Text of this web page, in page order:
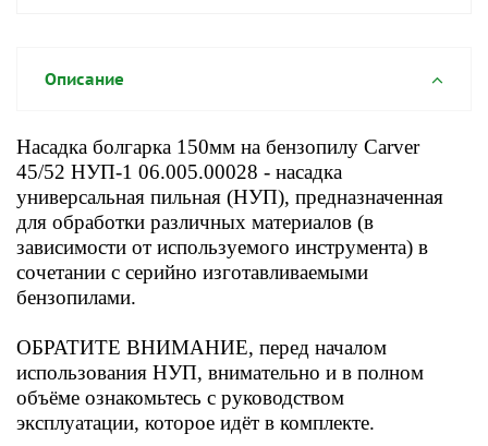
Описание
Насадка болгарка 150мм на бензопилу Carver
45/52 НУП-1 06.005.00028 - насадка
универсальная пильная (НУП), предназначенная
для обработки различных материалов (в
зависимости от используемого инструмента) в
сочетании с серийно изготавливаемыми
бензопилами.
ОБРАТИТЕ ВНИМАНИЕ, перед началом
использования НУП, внимательно и в полном
объёме ознакомьтесь с руководством
эксплуатации, которое идёт в комплекте.